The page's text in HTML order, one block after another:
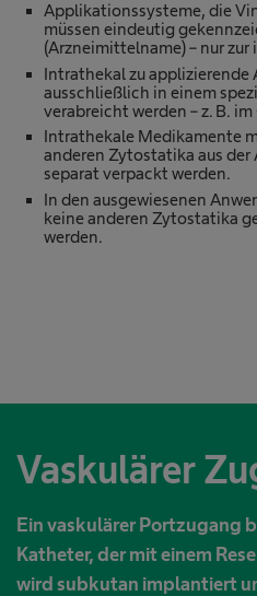
Applikationssysteme, die
müssen eindeutig
(Arzneimittelname) – nur
Intrathekal zu applizierende
ausschließlich in einem
verabreicht werden – z. B. im
Intrathekale Medikamente
anderen Zytostatika aus
separat verpackt werden.
In den ausgewiesenen
keine anderen Zytostatika
werden.
Vaskulärer
Ein vaskulärer Portzugang
Katheter, der mit einem
wird subkutan implantiert